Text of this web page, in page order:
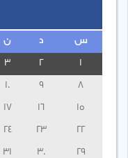
س ن
3
15
16
17
22
23
24
29
30
31